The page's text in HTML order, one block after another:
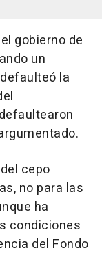
gobierno de
un
la
cepo
no para las
ha
condiciones
del Fondo